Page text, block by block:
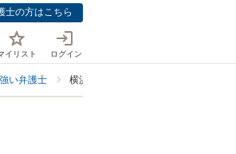
士の方はこちら
イリスト ログイン
い弁護士 横浜市緑区で遺言の書き直し・やり直